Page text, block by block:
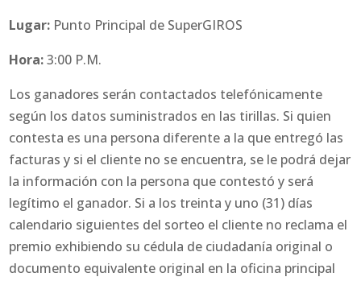
Lugar: Punto Principal de SuperGIROS
Hora:3:00 P.M.
Los ganadores serán contactados telefónicamente
según los datos suministrados en las tirillas. Si quien
contesta es una persona diferente a la que entregó las
facturas y si el cliente no se encuentra, se le podrá dejar
la información con la persona que contestó y será
legítimo el ganador. Si a los treinta y uno (31) días
calendario siguientes del sorteo el cliente no reclama el
premio exhibiendo su cédula de ciudadanía original o
documento equivalente original en la oficina principal